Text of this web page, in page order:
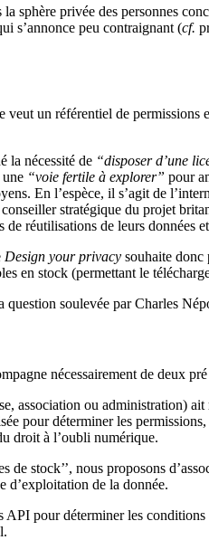
sphère privée des personnes
s’annonce peu contraignant (cf.
veut un référentiel de permissions
la nécessité de “disposer d’une
“voie fertile à explorer” pour
En l’espèce, il s’agit de
conseiller stratégique du projet
réutilisations de leurs données
Design your privacy souhaite donc
en stock (permettant le
question soulevée par Charles
nécessairement de deux
association ou administration)
pour déterminer les
droit à l’oubli numérique.
de stock’’, nous proposons
d’exploitation de la donnée.
API pour déterminer les